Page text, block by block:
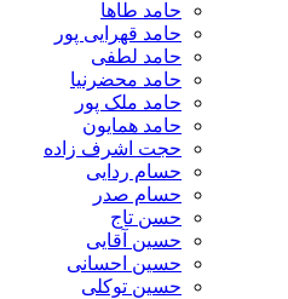
حامد طاها
حامد قهرایی پور
حامد لطفی
حامد محضرنیا
حامد ملک پور
حامد همایون
حجت اشرف زاده
حسام ردایی
حسام صدر
حسن تاج
حسین آقایی
حسین احسانی
حسین توکلی